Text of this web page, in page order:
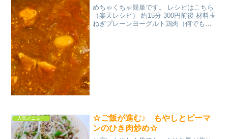
めちゃくちゃ簡単です。 レシピはこちら
（楽天レシピ） 約15分 300円前後 材料玉
ねぎプレーンヨーグルト鶏肉（何でも
人気メニュー
☆ご飯が進む♪ もやしとピーマ
ンのひき肉炒め☆